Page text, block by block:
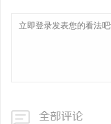
全部评论